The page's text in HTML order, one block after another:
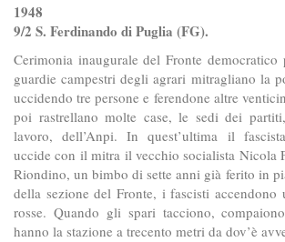
1948
9/2 S. Ferdinando di Puglia (FG).
Cerimonia inaugurale del Fronte democratico
guardie campestri degli agrari mitragliano la
uccidendo tre persone e ferendone altre
poi rastrellano molte case, le sedi dei
lavoro, dell’Anpi. In quest’ultima il
uccide con il mitra il vecchio socialista Nicola
Riondino, un bimbo di sette anni già ferito in
della sezione del Fronte, i fascisti
rosse. Quando gli spari tacciono,
hanno la stazione a trecento metri da dov’è